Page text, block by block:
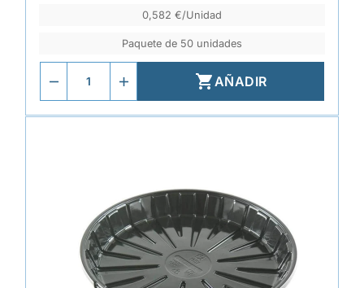
0,582 €/Unidad
Paquete de 50 unidades
AÑADIR